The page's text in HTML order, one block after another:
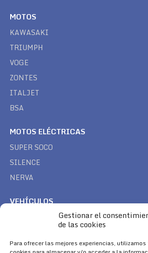
Gestionar el
de las cookies
Para ofrecer las mejores experiencias,
MOTOS
KAWASAKI
TRIUMPH
VOGE
ZONTES
ITALJET
BSA
MOTOS ELÉCTRICAS
SUPER SOCO
SILENCE
NERVA
VEHÍCULOS
TREK